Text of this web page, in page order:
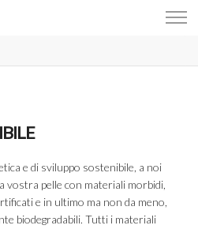
e di sviluppo sostenibile, a noi
vostra pelle con materiali morbidi,
e in ultimo ma non da meno,
biodegradabili. Tutti i materiali